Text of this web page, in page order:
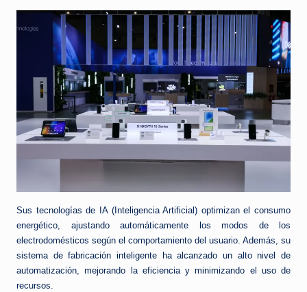
Sus tecnologías de IA (Inteligencia Artificial) optimizan el consumo
energético, ajustando automáticamente los modos de los
electrodomésticos según el comportamiento del usuario. Además, su
sistema de fabricación inteligente ha alcanzado un alto nivel de
automatización, mejorando la eficiencia y minimizando el uso de
recursos.